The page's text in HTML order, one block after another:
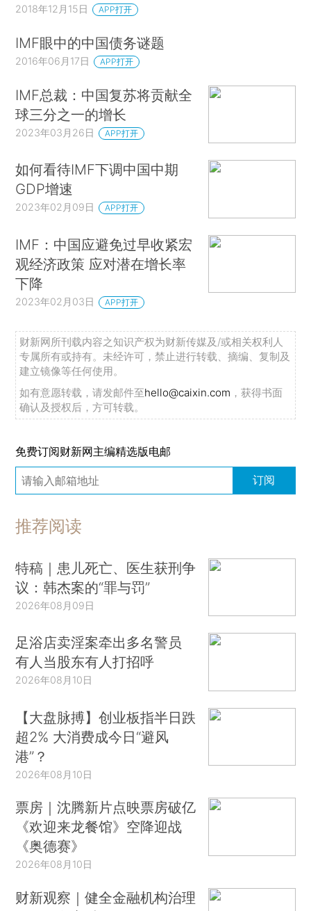
2018年12月15日 APP打开
IMF眼中的中国债务谜题
2016年06月17日 APP打开
IMF总裁：中国复苏将贡献全
球三分之一的增长
2023年03月26日 APP打开
如何看待IMF下调中国中期
GDP增速
2023年02月09日 APP打开
IMF：中国应避免过早收紧宏
观经济政策 应对潜在增长率
下降
2023年02月03日 APP打开
财新网所刊载内容之知识产权为财新传媒及/或相关权利人
专属所有或持有。未经许可，禁止进行转载、摘编、复制及
建立镜像等任何使用。
如有意愿转载，请发邮件至hello@caixin.com ，获得书面
确认及授权后，方可转载。
免费订阅财新网主编精选版电邮
订阅
推荐阅读
特稿｜患儿死亡、医生获刑争
议：韩杰案的“罪与罚”
2026年08月09日
足浴店卖淫案牵出多名警员
有人当股东有人打招呼
2026年08月10日
【大盘脉搏】创业板指半日跌
超2% 大消费成今日“避风
港”？
2026年08月10日
票房｜沈腾新片点映票房破亿
《欢迎来龙餐馆》空降迎战
《奥德赛》
2026年08月10日
财新观察｜健全金融机构治理